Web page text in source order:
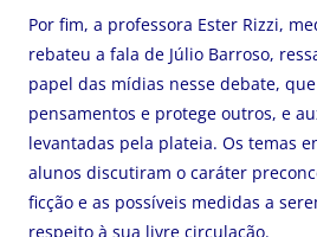
Por fim, a professora Ester Rizzi,
rebateu a fala de Júlio Barroso,
papel das mídias nesse debate,
pensamentos e protege outros, e
levantadas pela plateia. Os temas
alunos discutiram o caráter
ficção e as possíveis medidas a
respeito à sua livre circulação.